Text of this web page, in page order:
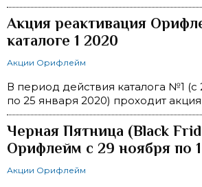
Акция реактивация
каталоге 1 2020
Акции Орифлейм
В период действия каталога №1 (с
по 25 января 2020) проходит
Черная Пятница (Black
Орифлейм с 29 ноября по
Акции Орифлейм